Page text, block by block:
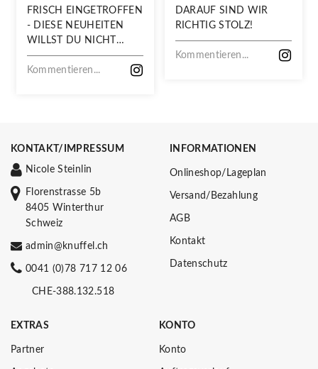
FRISCH EINGETROFFEN
- DIESE NEUHEITEN
WILLST DU NICHT
VERPASSEN!
Kommentieren...
DARAUF SIND WIR
RICHTIG STOLZ!
Kommentieren...
KONTAKT/IMPRESSUM
Nicole Steinlin
Florenstrasse 5b
8405 Winterthur
Schweiz
admin@knuffel.ch
0041 (0)78 717 12 06
CHE-388.132.518
INFORMATIONEN
Onlineshop/Lageplan
Versand/Bezahlung
AGB
Kontakt
Datenschutz
EXTRAS
Partner
KONTO
Konto